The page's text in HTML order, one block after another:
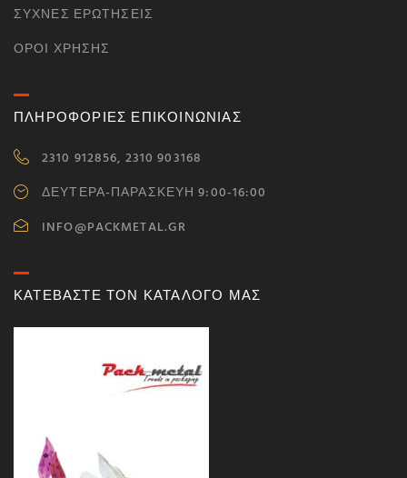
ΣΥΧΝΈΣ ΕΡΩΤΉΣΕΙΣ
ΌΡΟΙ ΧΡΉΣΗΣ
ΠΛΗΡΟΦΟΡΙΕΣ ΕΠΙΚΟΙΝΩΝΙΑΣ
2310 912856, 2310 903168
ΔΕΥΤΕΡΑ-ΠΑΡΑΣΚΕΥΗ 9:00-16:00
INFO@PACKMETAL.GR
ΚΑΤΕΒΑΣΤΕ ΤΟΝ ΚΑΤΑΛΟΓΟ ΜΑΣ